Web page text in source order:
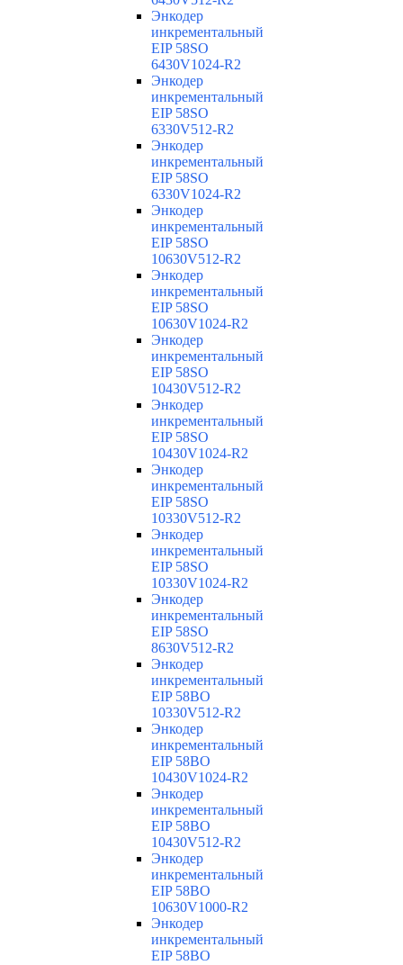
Энкодер
инкрементальный
EIP 58SO
6430V1024-R2
Энкодер
инкрементальный
EIP 58SO
6330V512-R2
Энкодер
инкрементальный
EIP 58SO
6330V1024-R2
Энкодер
инкрементальный
EIP 58SO
10630V512-R2
Энкодер
инкрементальный
EIP 58SO
10630V1024-R2
Энкодер
инкрементальный
EIP 58SO
10430V512-R2
Энкодер
инкрементальный
EIP 58SO
10430V1024-R2
Энкодер
инкрементальный
EIP 58SO
10330V512-R2
Энкодер
инкрементальный
EIP 58SO
10330V1024-R2
Энкодер
инкрементальный
EIP 58SO
8630V512-R2
Энкодер
инкрементальный
EIP 58BO
10330V512-R2
Энкодер
инкрементальный
EIP 58BO
10430V1024-R2
Энкодер
инкрементальный
EIP 58BO
10430V512-R2
Энкодер
инкрементальный
EIP 58BO
10630V1000-R2
Энкодер
инкрементальный
EIP 58BO